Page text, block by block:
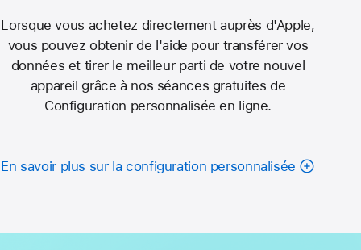
Lorsque vous achetez directement auprès d'Apple,
vous pouvez obtenir de l'aide pour transférer vos
données et tirer le meilleur parti de votre nouvel
appareil grâce à nos séances gratuites de
Configuration personnalisée en ligne.
En savoir plus sur la configuration personnalisée